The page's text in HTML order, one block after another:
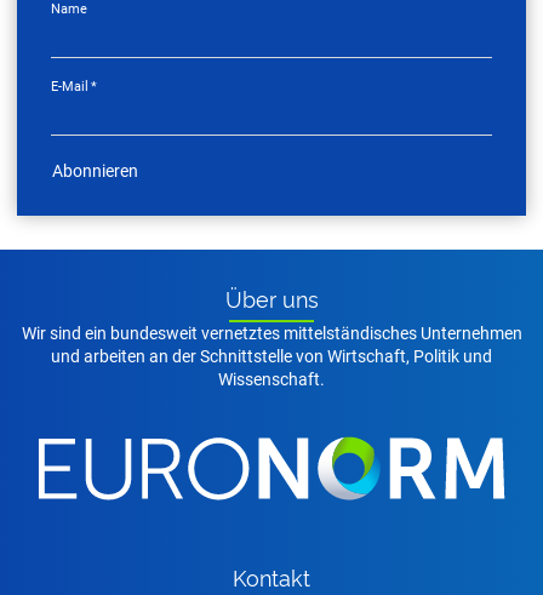
Name
E-Mail *
Abonnieren
Über uns
Wir sind ein bundesweit vernetztes mittelständisches Unternehmen
und arbeiten an der Schnittstelle von Wirtschaft, Politik und
Wissenschaft.
Kon­takt